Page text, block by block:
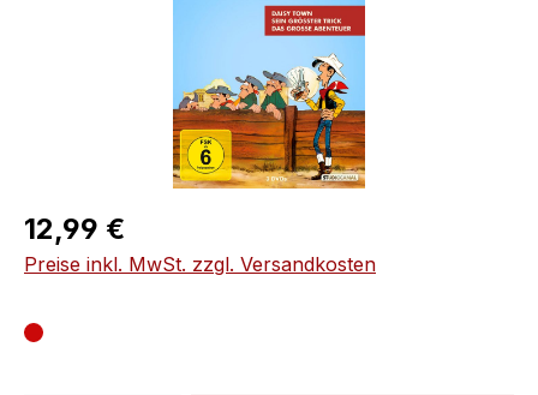
Regulärer Preis:
12,99 €
Preise inkl. MwSt. zzgl. Versandkosten